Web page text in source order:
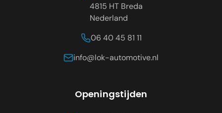
4815 HT Breda
Nederland
06 40 45 81 11
info@lok-automotive.nl
Openingstijden